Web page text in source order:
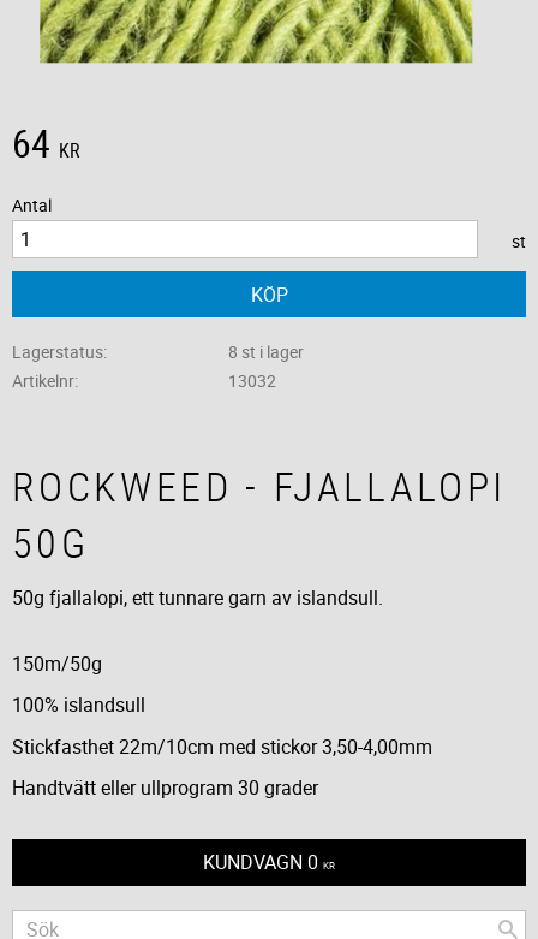
64 KR
Antal
st
KÖP
Lagerstatus
8 st i lager
Artikelnr
13032
ROCKWEED - FJALLALOPI
50G
50g fjallalopi, ett tunnare garn av islandsull.
150m/50g
100% islandsull
Stickfasthet 22m/10cm med stickor 3,50-4,00mm
Handtvätt eller ullprogram 30 grader
KUNDVAGN 0 KR